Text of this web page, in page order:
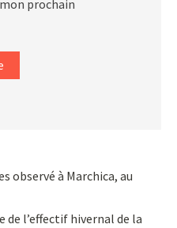
prochain
observé à Marchica, au
l’effectif hivernal de la